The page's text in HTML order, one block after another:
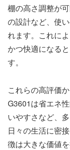
棚の高さ調整が
の設計など、使
れます。これに
かつ快適になる
す。
これらの高評価
G3601は省エネ
いやすさなど、
日々の生活に密
徴は大きな価値